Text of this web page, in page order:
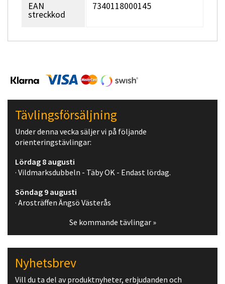
EAN
streckkod
7340118000145
Tävlingsförsäljning
Under denna vecka säljer vi på följande
orienteringstävlingar:
Lördag 8 augusti
· Vildmarksdubbeln - Täby OK - Endast lördag.
Söndag 9 augusti
· Arosträffen Ängsö Västerås
Se kommande tävlingar »
Nyhetsbrev
Vill du ta del av produktnyheter, erbjudanden och